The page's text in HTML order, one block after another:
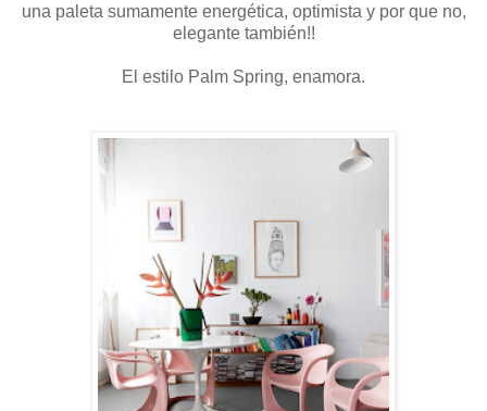
una paleta sumamente energética, optimista y por que no,
elegante también!!
El estilo Palm Spring, enamora.